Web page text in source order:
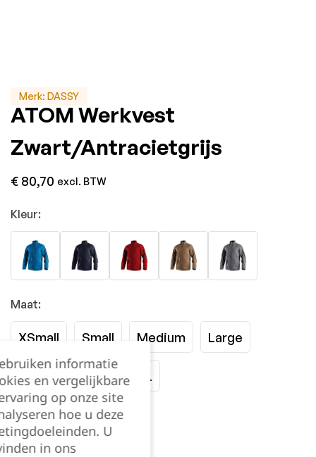
Merk: DASSY
ATOM Werkvest
Zwart/Antracietgrijs
€ 80,70 excl. BTW
Kleur:
Maat:
XSmall Small Medium Large
XLarge 2XL 3XL
Kies je aantal:
informatie
en vergelijkbare
op onze site
hoe u deze
U
in ons